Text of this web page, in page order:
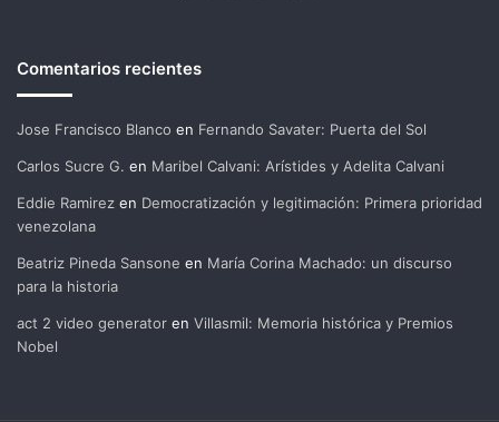
Comentarios recientes
Jose Francisco Blanco en Fernando Savater: Puerta del Sol
Carlos Sucre G. en Maribel Calvani: Arístides y Adelita Calvani
Eddie Ramirez en Democratización y legitimación: Primera prioridad
venezolana
Beatriz Pineda Sansone en María Corina Machado: un discurso
para la historia
act 2 video generator en Villasmil: Memoria histórica y Premios
Nobel